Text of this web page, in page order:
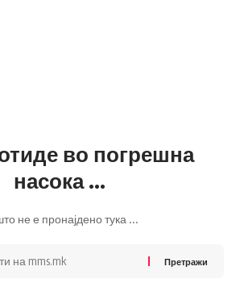
во погрешна
насока ...
не е пронајдено тука ...